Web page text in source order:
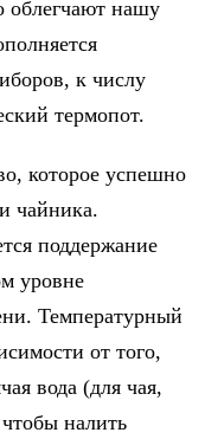
облегчают нашу
к числу
термопот.
которое успешно
чайника.
поддержание
уровне
Температурный
от того,
вода (для чая,
налить